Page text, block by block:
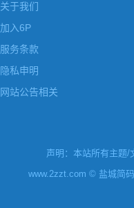
关于我们
加入6P
服务条款
隐私申明
网站公告相关
声明：本站所有主题/
www.2zzt.com © 盐城简